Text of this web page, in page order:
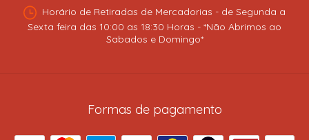
Horário de Retiradas de Mercadorias - de Segunda a
Sexta feira das 10:00 as 18:30 Horas - *Não Abrimos ao
Sabados e Domingo*
Formas de pagamento